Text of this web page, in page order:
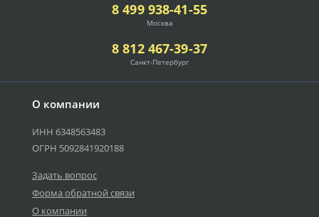
О компании
ИНН 6348563483
ОГРН 5092841920188
Задать вопрос
Форма обратной связи
О компании
8 499 938-41-55
Москва
8 812 467-39-37
Санкт-Петербург